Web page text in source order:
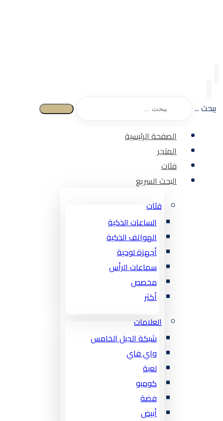
يبحث ...
الصفحة الرئيسية
المتجر
فئات
البحث السريع
فئات
الساعات الذكية
الهواتف الذكية
أجهزة لوحية
سماعات الرأس
مخصص
أكثر
العلامات
شبكة الجيل الخامس
واي فاي
لعبة
كومبو
فضة
أبيض